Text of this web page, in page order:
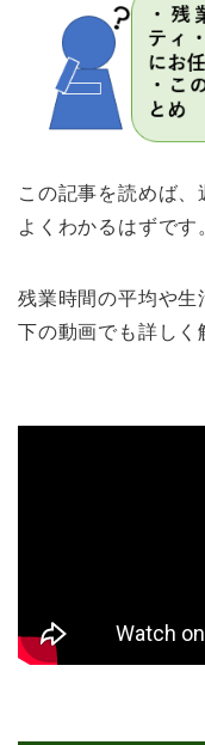
この記事を読めば
よくわかるはずです
残業時間の平均や生
下の動画でも詳しく